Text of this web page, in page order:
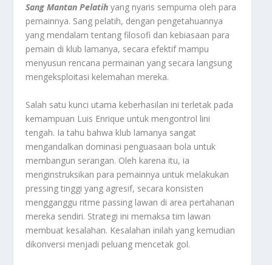
Sang Mantan Pelatihyang nyaris sempurna oleh para
pemainnya. Sang pelatih, dengan pengetahuannya
yang mendalam tentang filosofi dan kebiasaan para
pemain di klub lamanya, secara efektif mampu
menyusun rencana permainan yang secara langsung
mengeksploitasi kelemahan mereka.
Salah satu kunci utama keberhasilan ini terletak pada
kemampuan Luis Enrique untuk mengontrol lini
tengah. Ia tahu bahwa klub lamanya sangat
mengandalkan dominasi penguasaan bola untuk
membangun serangan. Oleh karena itu, ia
menginstruksikan para pemainnya untuk melakukan
pressing tinggi yang agresif, secara konsisten
mengganggu ritme passing lawan di area pertahanan
mereka sendiri. Strategi ini memaksa tim lawan
membuat kesalahan. Kesalahan inilah yang kemudian
dikonversi menjadi peluang mencetak gol.